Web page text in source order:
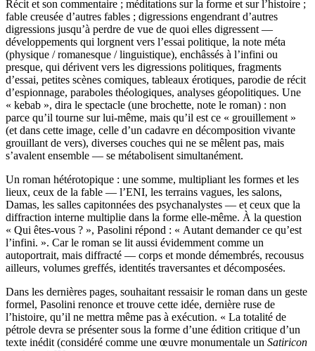
Récit et son commentaire ; méditations sur la forme et sur l’histoire ;
fable creusée d’autres fables ; digressions engendrant d’autres
digressions jusqu’à perdre de vue de quoi elles digressent —
développements qui lorgnent vers l’essai politique, la note méta
(physique / romanesque / linguistique), enchâssés à l’infini ou
presque, qui dérivent vers les digressions politiques, fragments
d’essai, petites scènes comiques, tableaux érotiques, parodie de récit
d’espionnage, paraboles théologiques, analyses géopolitiques. Une
« kebab », dira le spectacle (une brochette, note le roman) : non
parce qu’il tourne sur lui-même, mais qu’il est ce « grouillement »
(et dans cette image, celle d’un cadavre en décomposition vivante
grouillant de vers), diverses couches qui ne se mêlent pas, mais
s’avalent ensemble — se métabolisent simultanément.
Un roman hétérotopique : une somme, multipliant les formes et les
lieux, ceux de la fable — l’ENI, les terrains vagues, les salons,
Damas, les salles capitonnées des psychanalystes — et ceux que la
diffraction interne multiplie dans la forme elle-même. À la question
« Qui êtes-vous ? », Pasolini répond : « Autant demander ce qu’est
l’infini. ». Car le roman se lit aussi évidemment comme un
autoportrait, mais diffracté — corps et monde démembrés, recousus
ailleurs, volumes greffés, identités traversantes et décomposées.
Dans les dernières pages, souhaitant ressaisir le roman dans un geste
formel, Pasolini renonce et trouve cette idée, dernière ruse de
l’histoire, qu’il ne mettra même pas à exécution. « La totalité de
pétrole devra se présenter sous la forme d’une édition critique d’un
texte inédit (considéré comme une œuvre monumentale un Satiricon